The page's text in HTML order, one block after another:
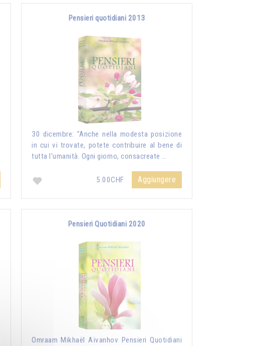
Pensieri quotidiani 2013
30 dicembre: "Anche nella modesta posizione
in cui vi trovate, potete contribuire al bene di
tutta l'umanità. Ogni giorno, consacreate …
5.00CHF Aggiungere
Pensieri Quotidiani 2020
Omraam Mikhaël Aïvanhov Pensieri Quotidiani